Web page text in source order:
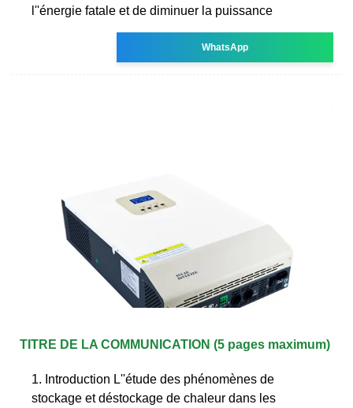
l''énergie fatale et de diminuer la puissance
WhatsApp
TITRE DE LA COMMUNICATION (5 pages maximum)
1. Introduction L''étude des phénomènes de
stockage et déstockage de chaleur dans les